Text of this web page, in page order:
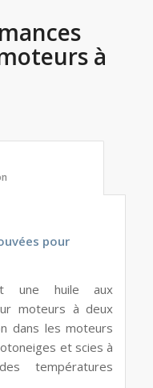
à
pour
une huile aux
moteurs à deux
dans les moteurs
et scies à
températures